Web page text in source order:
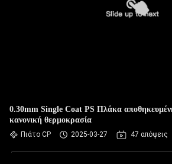
0.30mm Single Coat PS Πλάκα
κανονική θερμοκρασία
Πιάτο CP 2025-03-27 47 απόψεις